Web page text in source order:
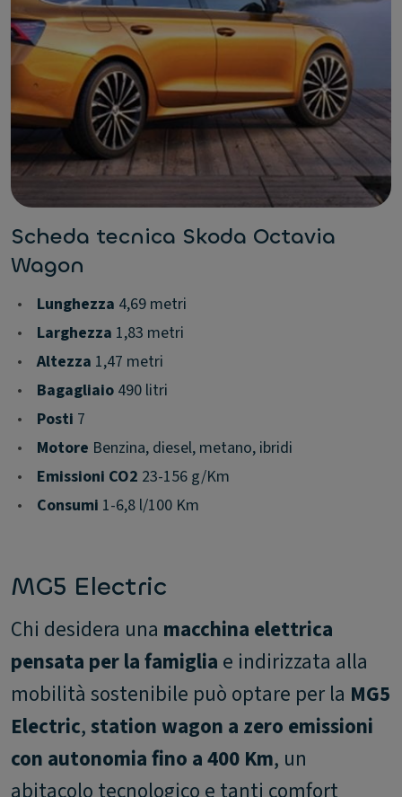
Scheda tecnica Skoda Octavia
Wagon
• Lunghezza 4,69 metri
•
Larghezza 1,83 metri
•
Altezza 1,47 metri
•
Bagagliaio 490 litri
•
Posti 7
•
Motore Benzina, diesel, metano, ibridi
•
Emissioni CO2 23-156 g/Km
•
Consumi 1-6,8 l/100 Km
MG5 Electric
Chi desidera una macchina elettrica
pensata per la famiglia e indirizzata alla
mobilità sostenibile può optare per la MG5
Electric,station wagon a zero emissioni
con autonomia fino a 400 Km, un